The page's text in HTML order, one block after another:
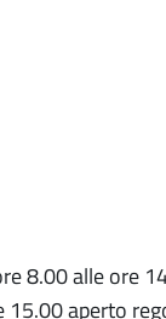
8.00 alle ore
aperto